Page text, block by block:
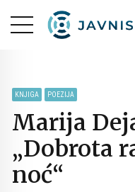
KNJIGA POEZIJA
Marija
„Dobrota
noć“